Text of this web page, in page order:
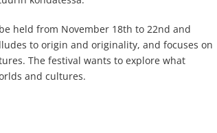
held from November 18th to 22nd and
to origin and originality, and focuses on
The festival wants to explore what
and cultures.